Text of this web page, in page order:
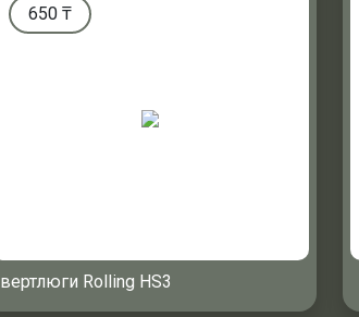
650 ₸
вертлюги Rolling HS3